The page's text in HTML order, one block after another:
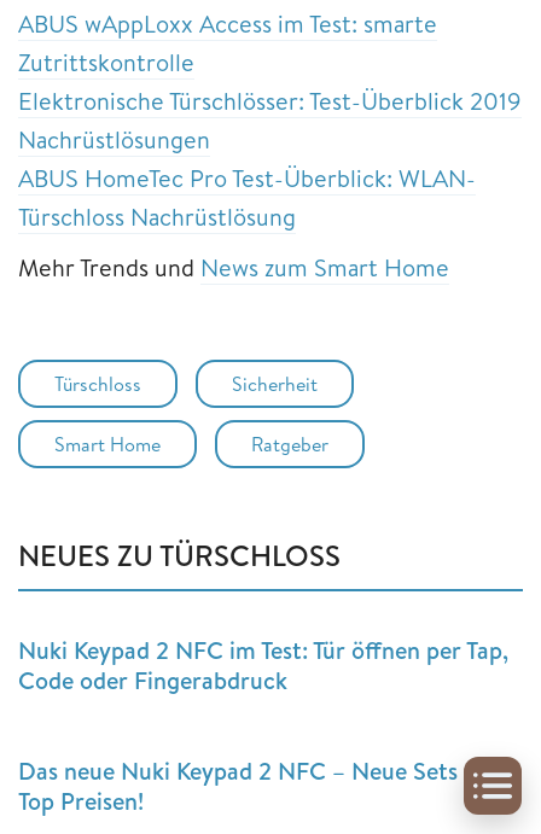
ABUS wAppLoxx Access im Test: smarte
Zutrittskontrolle
Elektronische Türschlösser: Test-Überblick 2019
Nachrüstlösungen
ABUS HomeTec Pro Test-Überblick: WLAN-
Türschloss Nachrüstlösung
Mehr Trends und News zum Smart Home
Türschloss Sicherheit
Smart Home Ratgeber
NEUES ZU TÜRSCHLOSS
Nuki Keypad 2 NFC im Test: Tür öffnen per Tap,
Code oder Fingerabdruck
Das neue Nuki Keypad 2 NFC – Neue Sets zu
Top Preisen!